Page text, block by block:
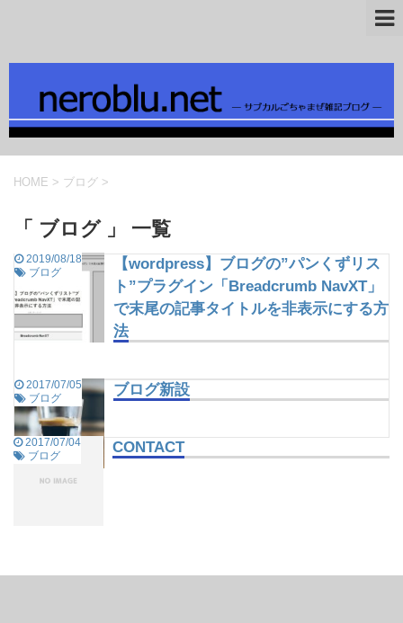
HOME > ブログ >
「 ブログ 」 一覧
2019/08/18
ブログ
【wordpress】ブログの”パンくずリス
ト”プラグイン「Breadcrumb NavXT」
で末尾の記事タイトルを非表示にする方
法
2017/07/05
ブログ
ブログ新設
2017/07/04
ブログ
CONTACT